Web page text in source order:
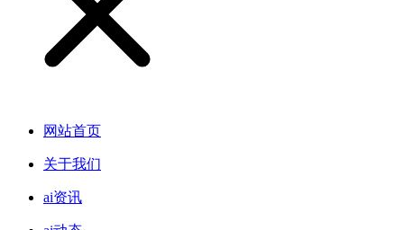
网站首页
关于我们
ai资讯